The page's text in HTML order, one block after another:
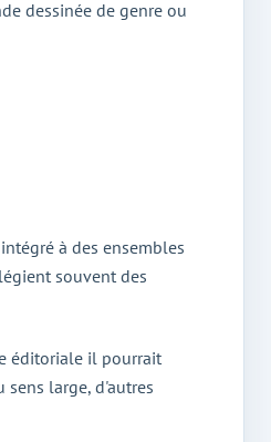
dessinée de genre ou
à des ensembles
souvent des
éditoriale il pourrait
large, d'autres